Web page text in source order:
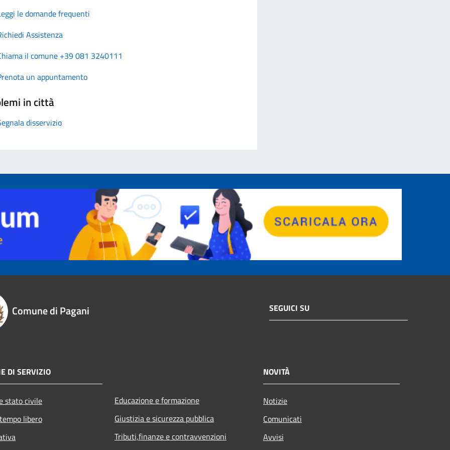
le domande frequenti
Assistenza
il comune +39 081 3240111
un appuntamento
in città
disservizio
Comune di Pagani SEGUICI SU
DI SERVIZIO
stato civile
libero
Educazione e formazione
Giustizia e sicurezza pubblica
Tributi,finanze e contravvenzioni
NOVITÀ
Notizie
Comunicati
Avvisi